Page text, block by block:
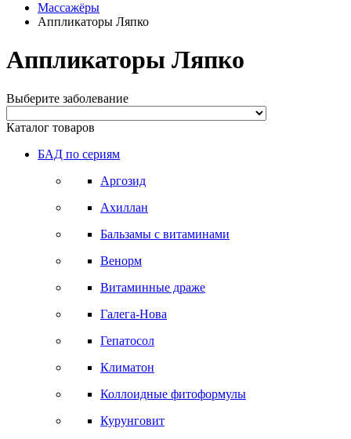
Массажёры
Аппликаторы Ляпко
Аппликаторы Ляпко
Выберите заболевание
Каталог товаров
БАД по сериям
Аргозид
Ахиллан
Бальзамы с витаминами
Венорм
Витаминные драже
Галега-Нова
Гепатосол
Климатон
Коллоидные фитоформулы
Курунговит